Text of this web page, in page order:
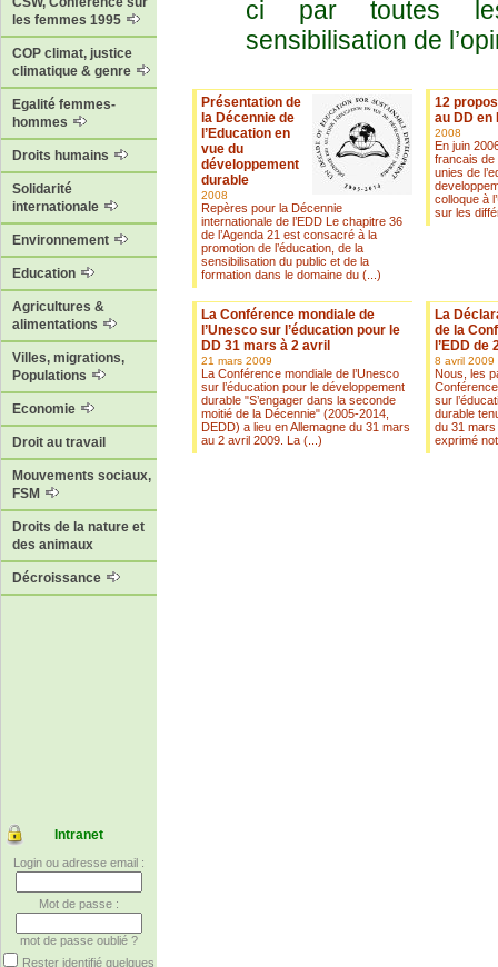
les femmes 1995
COP climat, justice
climatique & genre
Egalité femmes-
hommes
Droits humains
Solidarité
internationale
Environnement
Education
Agricultures &
alimentations
Villes, migrations,
Populations
Economie
Droit au travail
Mouvements sociaux,
FSM
Droits de la nature et
des animaux
Décroissance
Intranet
Login ou adresse email :
Mot de passe :
mot de passe oublié ?
Rester identifié quelques
ci par toutes
sensibilisation de
Présentation de
la Décennie de
l’Education en
vue du
développement
durable
2008
Repères pour la Décennie
internationale de l’EDD Le chapitre 36
de l’Agenda 21 est consacré à la
promotion de l’éducation, de la
sensibilisation du public et de la
formation dans le domaine du (...)
12
au DD en
2008
En juin
francais de
unies de
colloque à
sur les
La Conférence mondiale de
l’Unesco sur l’éducation pour le
DD 31 mars à 2 avril
21 mars 2009
La Conférence mondiale de l’Unesco
sur l’éducation pour le développement
durable "S’engager dans la seconde
moitié de la Décennie" (2005-2014,
DEDD) a lieu en Allemagne du 31 mars
au 2 avril 2009. La (...)
La
de la
l’EDD de
8 avril 2009
Nous, les
sur
durable
du 31
exprimé